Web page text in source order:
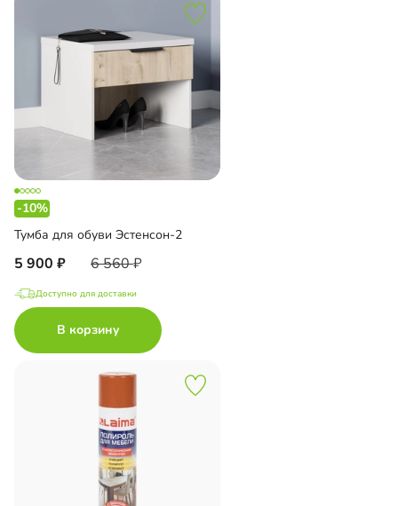
-10%
Тумба для обуви Эстенсон-2
5 900 6 560
Доступно для доставки
В корзину